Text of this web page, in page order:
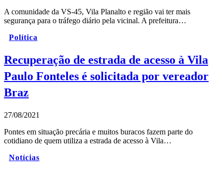
A comunidade da VS-45, Vila Planalto e região vai ter mais
segurança para o tráfego diário pela vicinal. A prefeitura…
Política
Recuperação de estrada de acesso à Vila
Paulo Fonteles é solicitada por vereador
Braz
27/08/2021
Pontes em situação precária e muitos buracos fazem parte do
cotidiano de quem utiliza a estrada de acesso à Vila…
Notícias